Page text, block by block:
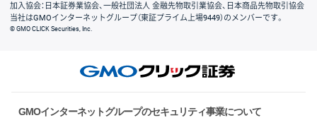
加入協会：日本証券業協会、一般社団法人 金融先物取引業協会、日本商品先物取引協会
当社はGMOインターネットグループ（東証プライム上場9449）のメンバーです。
© GMO CLICK Securities, Inc.
GMOインターネットグループのセキュリティ事業について